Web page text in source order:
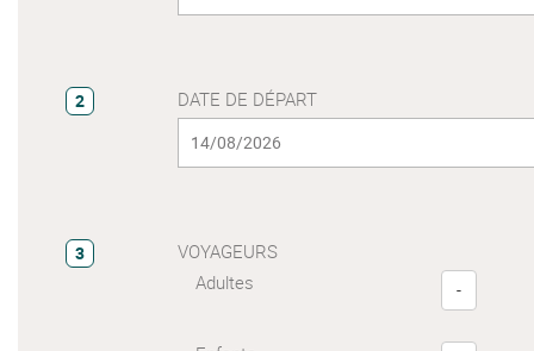
2 DATE DE DÉPART
3
VOYAGEURS
Adultes
-